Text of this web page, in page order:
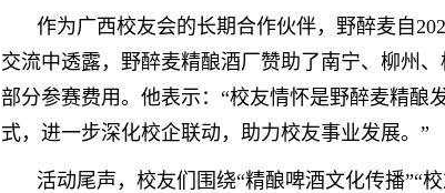
作为广西校友会的长期合作伙伴，野醉麦自
交流中透露， 野醉麦精酿酒厂赞助了南宁、柳州
部分参赛费用。他表示： “校友情怀是野醉麦精酿
式，进一步深化校企联动，助力校友事业发展。”
活动尾声，校友们围绕“精酿啤酒文化传播”“